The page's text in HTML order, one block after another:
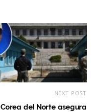
NEXT POST
Corea del Norte asegura